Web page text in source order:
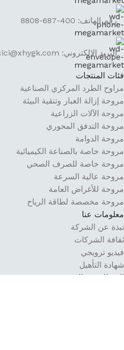
رقم الهاتف: 400-687-8808
البريد الإلكتروني: cici@xhygk.com
فئات المنتجات
مراوح الطرد المركزي الصناعية
مروحة إزالة الغبار وتنقية البيئة
مروحة الآلات الزراعية
مروحة التدفق المحوري
مروحة الدوامة
مروحة خاصة بالصناعة الكيميائية
مروحة خاصة للصرف الصحي
مروحة عالية السرعة
مروحة للأغراض العامة
مروحة مخصصة لطاقة الرياح
معلومات عنا
نبذة عن الشركة
ثقافة الشركات
فيديو ترويجي
شهادة التأهيل
الاتصال عبر الإنترنت: